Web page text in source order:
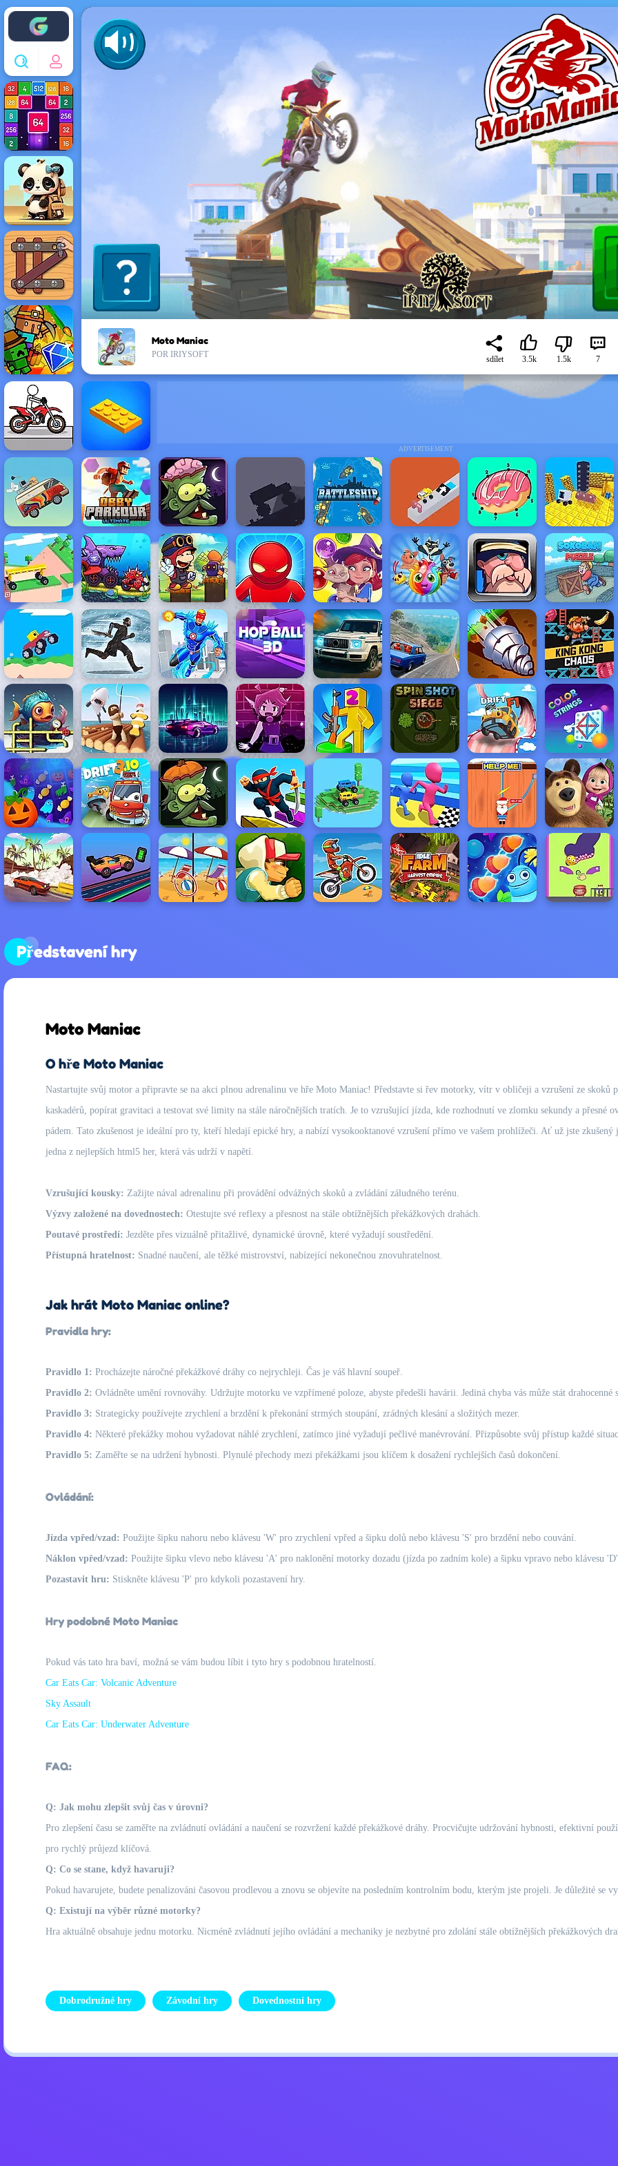
Enjoy4fun
ADVERTISEMENT
Moto Maniac
POR IRIYSOFT
sdílet 3.5k 1.5k 7
Představení hry
Moto Maniac
O hře Moto Maniac
Nastartujte svůj motor a připravte se na akci plnou adrenalinu ve hře Moto Maniac! Představte si řev motorky, vítr v obličeji a vzrušení ze skoků
kaskadérů, popírat gravitaci a testovat své limity na stále náročnějších tratích. Je to vzrušující jízda, kde rozhodnutí ve zlomku sekundy a přesné
pádem. Tato zkušenost je ideální pro ty, kteří hledají epické hry, a nabízí vysokooktanové vzrušení přímo ve vašem prohlížeči. Ať už jste
jedna z nejlepších html5 her, která vás udrží v napětí.
Vzrušující kousky: Zažijte nával adrenalinu při provádění odvážných skoků a zvládání záludného terénu.
Výzvy založené na dovednostech: Otestujte své reflexy a přesnost na stále obtížnějších překážkových drahách.
Poutavé prostředí: Jezděte přes vizuálně přitažlivé, dynamické úrovně, které vyžadují soustředění.
Přístupná hratelnost: Snadné naučení, ale těžké mistrovství, nabízející nekonečnou znovuhratelnost.
Jak hrát Moto Maniac online?
Pravidla hry:
Pravidlo 1: Procházejte náročné překážkové dráhy co nejrychleji. Čas je váš hlavní soupeř.
Pravidlo 2: Ovládněte umění rovnováhy. Udržujte motorku ve vzpřímené poloze, abyste předešli havárii. Jediná chyba vás může stát drahocenné
Pravidlo 3: Strategicky používejte zrychlení a brzdění k překonání strmých stoupání, zrádných klesání a složitých mezer.
Pravidlo 4: Některé překážky mohou vyžadovat náhlé zrychlení, zatímco jiné vyžadují pečlivé manévrování. Přizpůsobte svůj přístup každé
Pravidlo 5: Zaměřte se na udržení hybnosti. Plynulé přechody mezi překážkami jsou klíčem k dosažení rychlejších časů dokončení.
Ovládání:
Jízda vpřed/vzad: Použijte šipku nahoru nebo klávesu 'W' pro zrychlení vpřed a šipku dolů nebo klávesu 'S' pro brzdění nebo couvání.
Náklon vpřed/vzad: Použijte šipku vlevo nebo klávesu 'A' pro naklonění motorky dozadu (jízda po zadním kole) a šipku vpravo nebo klávesu
Pozastavit hru: Stiskněte klávesu 'P' pro kdykoli pozastavení hry.
Hry podobné Moto Maniac
Pokud vás tato hra baví, možná se vám budou líbit i tyto hry s podobnou hratelností.
Car Eats Car: Volcanic Adventure
Sky Assault
Car Eats Car: Underwater Adventure
FAQ:
Q: Jak mohu zlepšit svůj čas v úrovni?
Pro zlepšení času se zaměřte na zvládnutí ovládání a naučení se rozvržení každé překážkové dráhy. Procvičujte udržování hybnosti, efektivní
pro rychlý průjezd klíčová.
Q: Co se stane, když havaruji?
Pokud havarujete, budete penalizováni časovou prodlevou a znovu se objevíte na posledním kontrolním bodu, kterým jste projeli. Je důležité se
Q: Existují na výběr různé motorky?
Hra aktuálně obsahuje jednu motorku. Nicméně zvládnutí jejího ovládání a mechaniky je nezbytné pro zdolání stále obtížnějších překážkových
Dobrodružné hry Závodní hry Dovednostní hry